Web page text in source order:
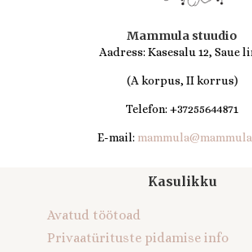
Mammula stuudio
Aadress: Kasesalu 12, Saue
(A korpus, II korrus)
Telefon: +37255644871
E-mail:
Kasulikku
Avatud töötoad
Privaatürituste pidamise info